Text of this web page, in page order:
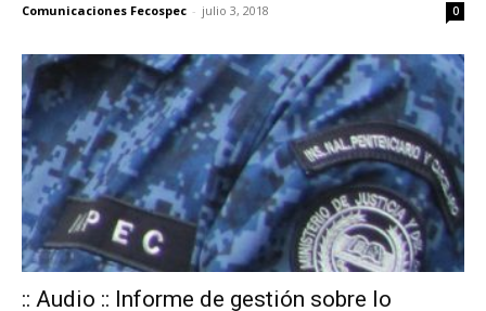
Comunicaciones Fecospec - julio 3, 2018 0
:: Audio :: Informe de gestión sobre lo